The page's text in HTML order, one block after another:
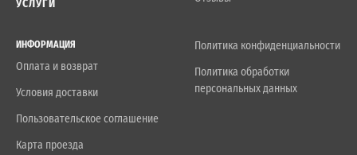
УСЛУГИ
ИНФОРМАЦИЯ
Оплата и возврат
Условия доставки
Пользовательское соглашение
Карта проезда
Политика конфиденциальности
Политика обработки
персональных данных